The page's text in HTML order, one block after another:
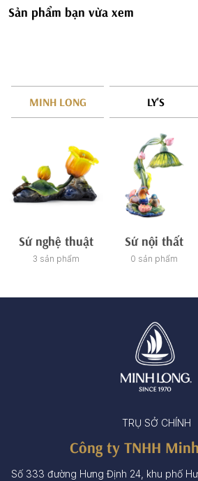
Sản phẩm bạn vừa xem
MINH LONG LY'S
Sứ nghệ thuật
3 sản phẩm
Sứ nội thất
0 sản phẩm
TRỤ SỞ CHÍNH
Công ty TNHH
Số 333 đường Hưng Định 24, khu phố